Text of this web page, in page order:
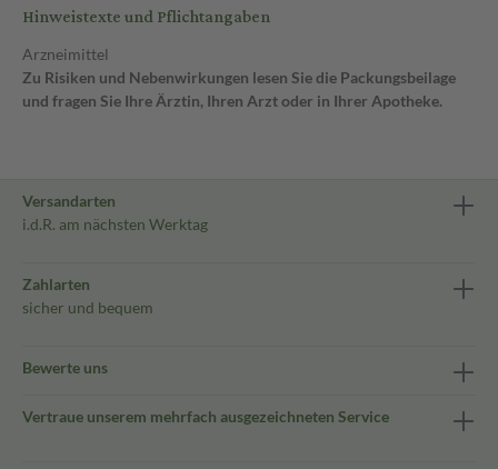
Hinweistexte und Pflichtangaben
Arzneimittel
Zu Risiken und Nebenwirkungen lesen Sie die Packungsbeilage
und fragen Sie Ihre Ärztin, Ihren Arzt oder in Ihrer Apotheke.
Versandarten
i.d.R. am nächsten Werktag
Zahlarten
sicher und bequem
Bewerte uns
Vertraue unserem mehrfach ausgezeichneten Service